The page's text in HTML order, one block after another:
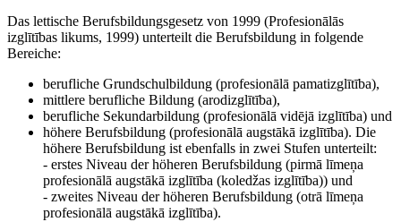
Das lettische Berufsbildungsgesetz von 1999 (Profesionālās
izglītības likums, 1999) unterteilt die Berufsbildung in folgende
Bereiche:
berufliche Grundschulbildung (profesionālā pamatizglītība),
mittlere berufliche Bildung (arodizglītība),
berufliche Sekundarbildung (profesionālā vidējā izglītība) und
höhere Berufsbildung (profesionālā augstākā izglītība). Die
höhere Berufsbildung ist ebenfalls in zwei Stufen unterteilt:
- erstes Niveau der höheren Berufsbildung (pirmā līmeņa
profesionālā augstākā izglītība (koledžas izglītība)) und
- zweites Niveau der höheren Berufsbildung (otrā līmeņa
profesionālā augstākā izglītība).